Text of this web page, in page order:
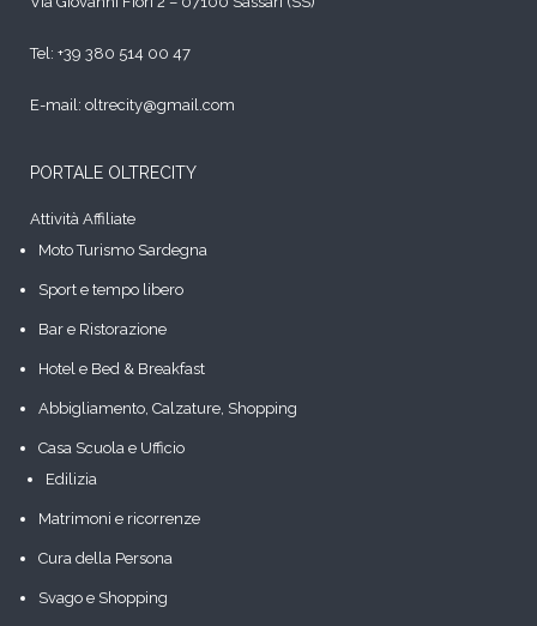
Tel: +39 380 514 00 47
E-mail: oltrecity@gmail.com
PORTALE OLTRECITY
Attività Affiliate
Moto Turismo Sardegna
Sport e tempo libero
Bar e Ristorazione
Hotel e Bed & Breakfast
Abbigliamento, Calzature, Shopping
Casa Scuola e Ufficio
Edilizia
Matrimoni e ricorrenze
Cura della Persona
Svago e Shopping